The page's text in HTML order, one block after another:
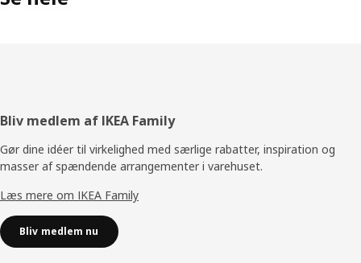
Footer
Bliv medlem af IKEA Family
Gør dine idéer til virkelighed med særlige rabatter, inspiration og
masser af spændende arrangementer i varehuset.
Læs mere om IKEA Family
Bliv medlem nu